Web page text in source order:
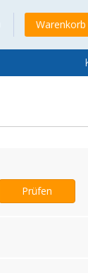
Prüfen